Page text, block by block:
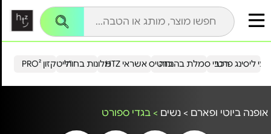
הייטקזון PRO²מלונות בחו"ל כרטיס אשראי HTZ ליסינג פרטירכבי סמלת בהנחה
אופנה ביוטי ופארם > נשים > בגדי ספורט